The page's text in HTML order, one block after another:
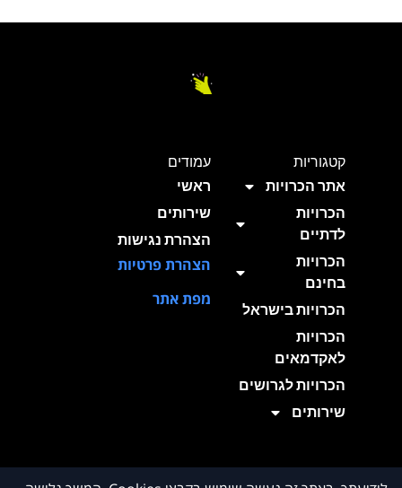
קטגוריות
אתר הכרויות
הכרויות
לדתיים
הכרויות
בחינם
הכרויות בישראל
הכרויות
לאקדמאים
הכרויות לגרושים
שירותים
עמודים
ראשי
שירותים
הצהרת נגישות
הצהרת פרטיות
מפת אתר